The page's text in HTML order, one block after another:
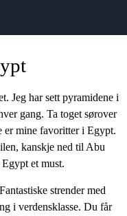
Jeg har sett pyramidene i
gang. Ta toget sørover
er mine favoritter i Egypt.
kanskje ned til Abu
et must.
strender med
i verdensklasse. Du får